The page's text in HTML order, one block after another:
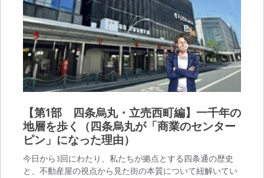
【第1部 四条烏丸・立売西町編】一千年の
地層を歩く（四条烏丸が「商業のセンター
ピン」になった理由）
今日から3回にわたり、私たちが拠点とする四条通の歴史
と、不動産屋の視点から見た街の本質について紐解いてい